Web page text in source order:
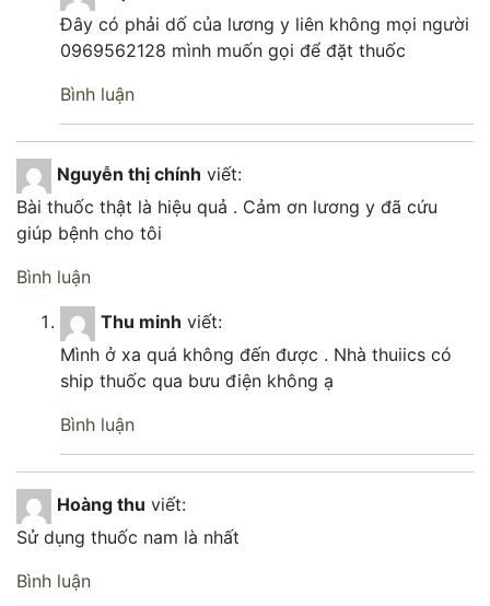
Đây có phải dố của lương y liên không mọi người
0969562128 mình muốn gọi để đặt thuốc
Bình luận
Nguyễn thị chính viết:
Bài thuốc thật là hiệu quả . Cảm ơn lương y đã cứu
giúp bệnh cho tôi
Bình luận
Thu minh viết:
Mình ở xa quá không đến được . Nhà thuiics có
ship thuốc qua bưu điện không ạ
Bình luận
Hoàng thu viết:
Sử dụng thuốc nam là nhất
Bình luận